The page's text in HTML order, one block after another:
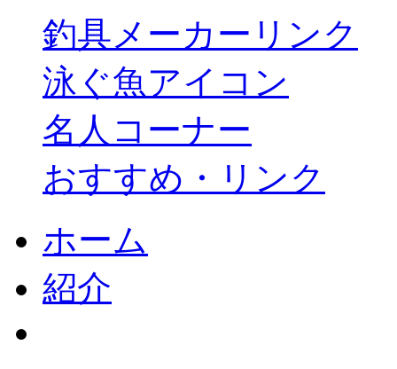
釣具メーカーリンク
泳ぐ魚アイコン
名人コーナー
おすすめ・リンク
ホーム
紹介